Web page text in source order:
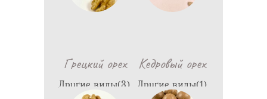
Грецкий орех
Другие виды(3)
Кедровый орех
Другие виды(1)